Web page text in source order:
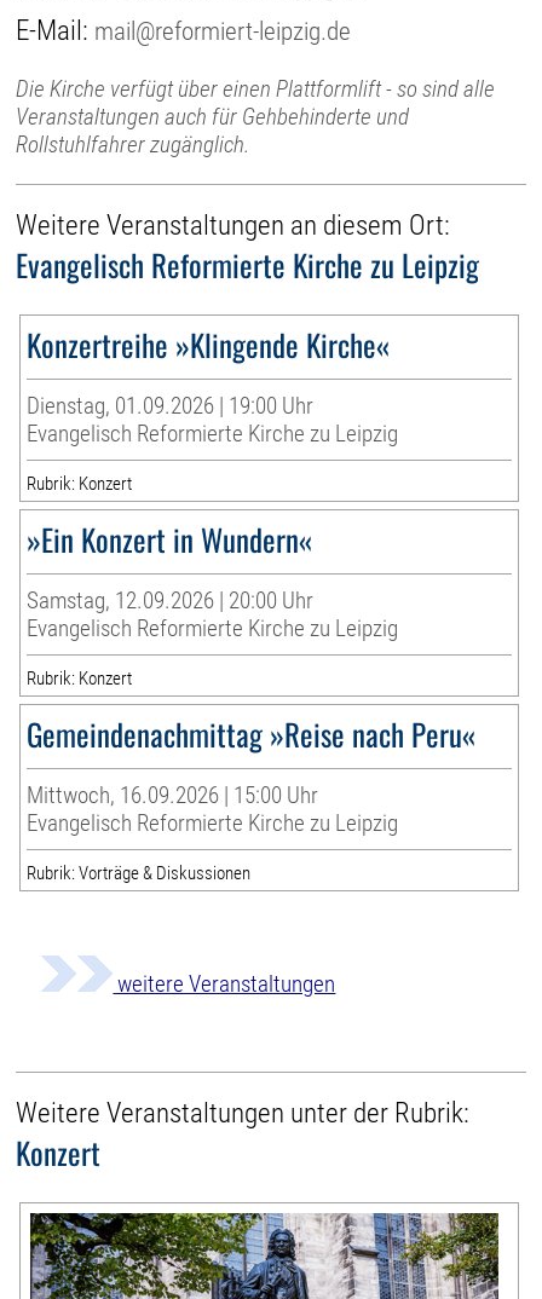
E-Mail: mail@reformiert-leipzig.de
Die Kirche verfügt über einen Plattformlift - so sind alle
Veranstaltungen auch für Gehbehinderte und
Rollstuhlfahrer zugänglich.
Weitere Veranstaltungen an diesem Ort:
Evangelisch Reformierte Kirche zu Leipzig
Konzertreihe »Klingende Kirche«
Dienstag, 01.09.2026 | 19:00 Uhr
Evangelisch Reformierte Kirche zu Leipzig
Rubrik: Konzert
»Ein Konzert in Wundern«
Samstag, 12.09.2026 | 20:00 Uhr
Evangelisch Reformierte Kirche zu Leipzig
Rubrik: Konzert
Gemeindenachmittag »Reise nach Peru«
Mittwoch, 16.09.2026 | 15:00 Uhr
Evangelisch Reformierte Kirche zu Leipzig
Rubrik: Vorträge & Diskussionen
weitere Veranstaltungen
Weitere Veranstaltungen unter der Rubrik:
Konzert